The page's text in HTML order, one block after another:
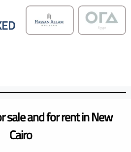
sale and for rent in New
Cairo